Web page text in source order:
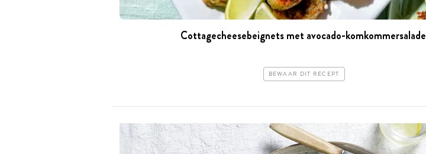
Cottagecheesebeignets met avocado-komkommersalade
BEWAAR DIT RECEPT